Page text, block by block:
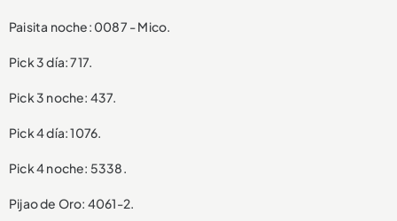
Paisita noche: 0087 - Mico.
Pick 3 día: 717.
Pick 3 noche: 437.
Pick 4 día: 1076.
Pick 4 noche: 5338.
Pijao de Oro: 4061-2.